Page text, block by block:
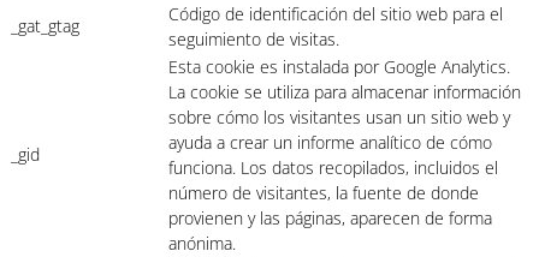
_gat_gtag
Código de identificación del sitio web para el
seguimiento de visitas.
_gid
Esta cookie es instalada por Google Analytics.
La cookie se utiliza para almacenar información
sobre cómo los visitantes usan un sitio web y
ayuda a crear un informe analítico de cómo
funciona. Los datos recopilados, incluidos el
número de visitantes, la fuente de donde
provienen y las páginas, aparecen de forma
anónima.